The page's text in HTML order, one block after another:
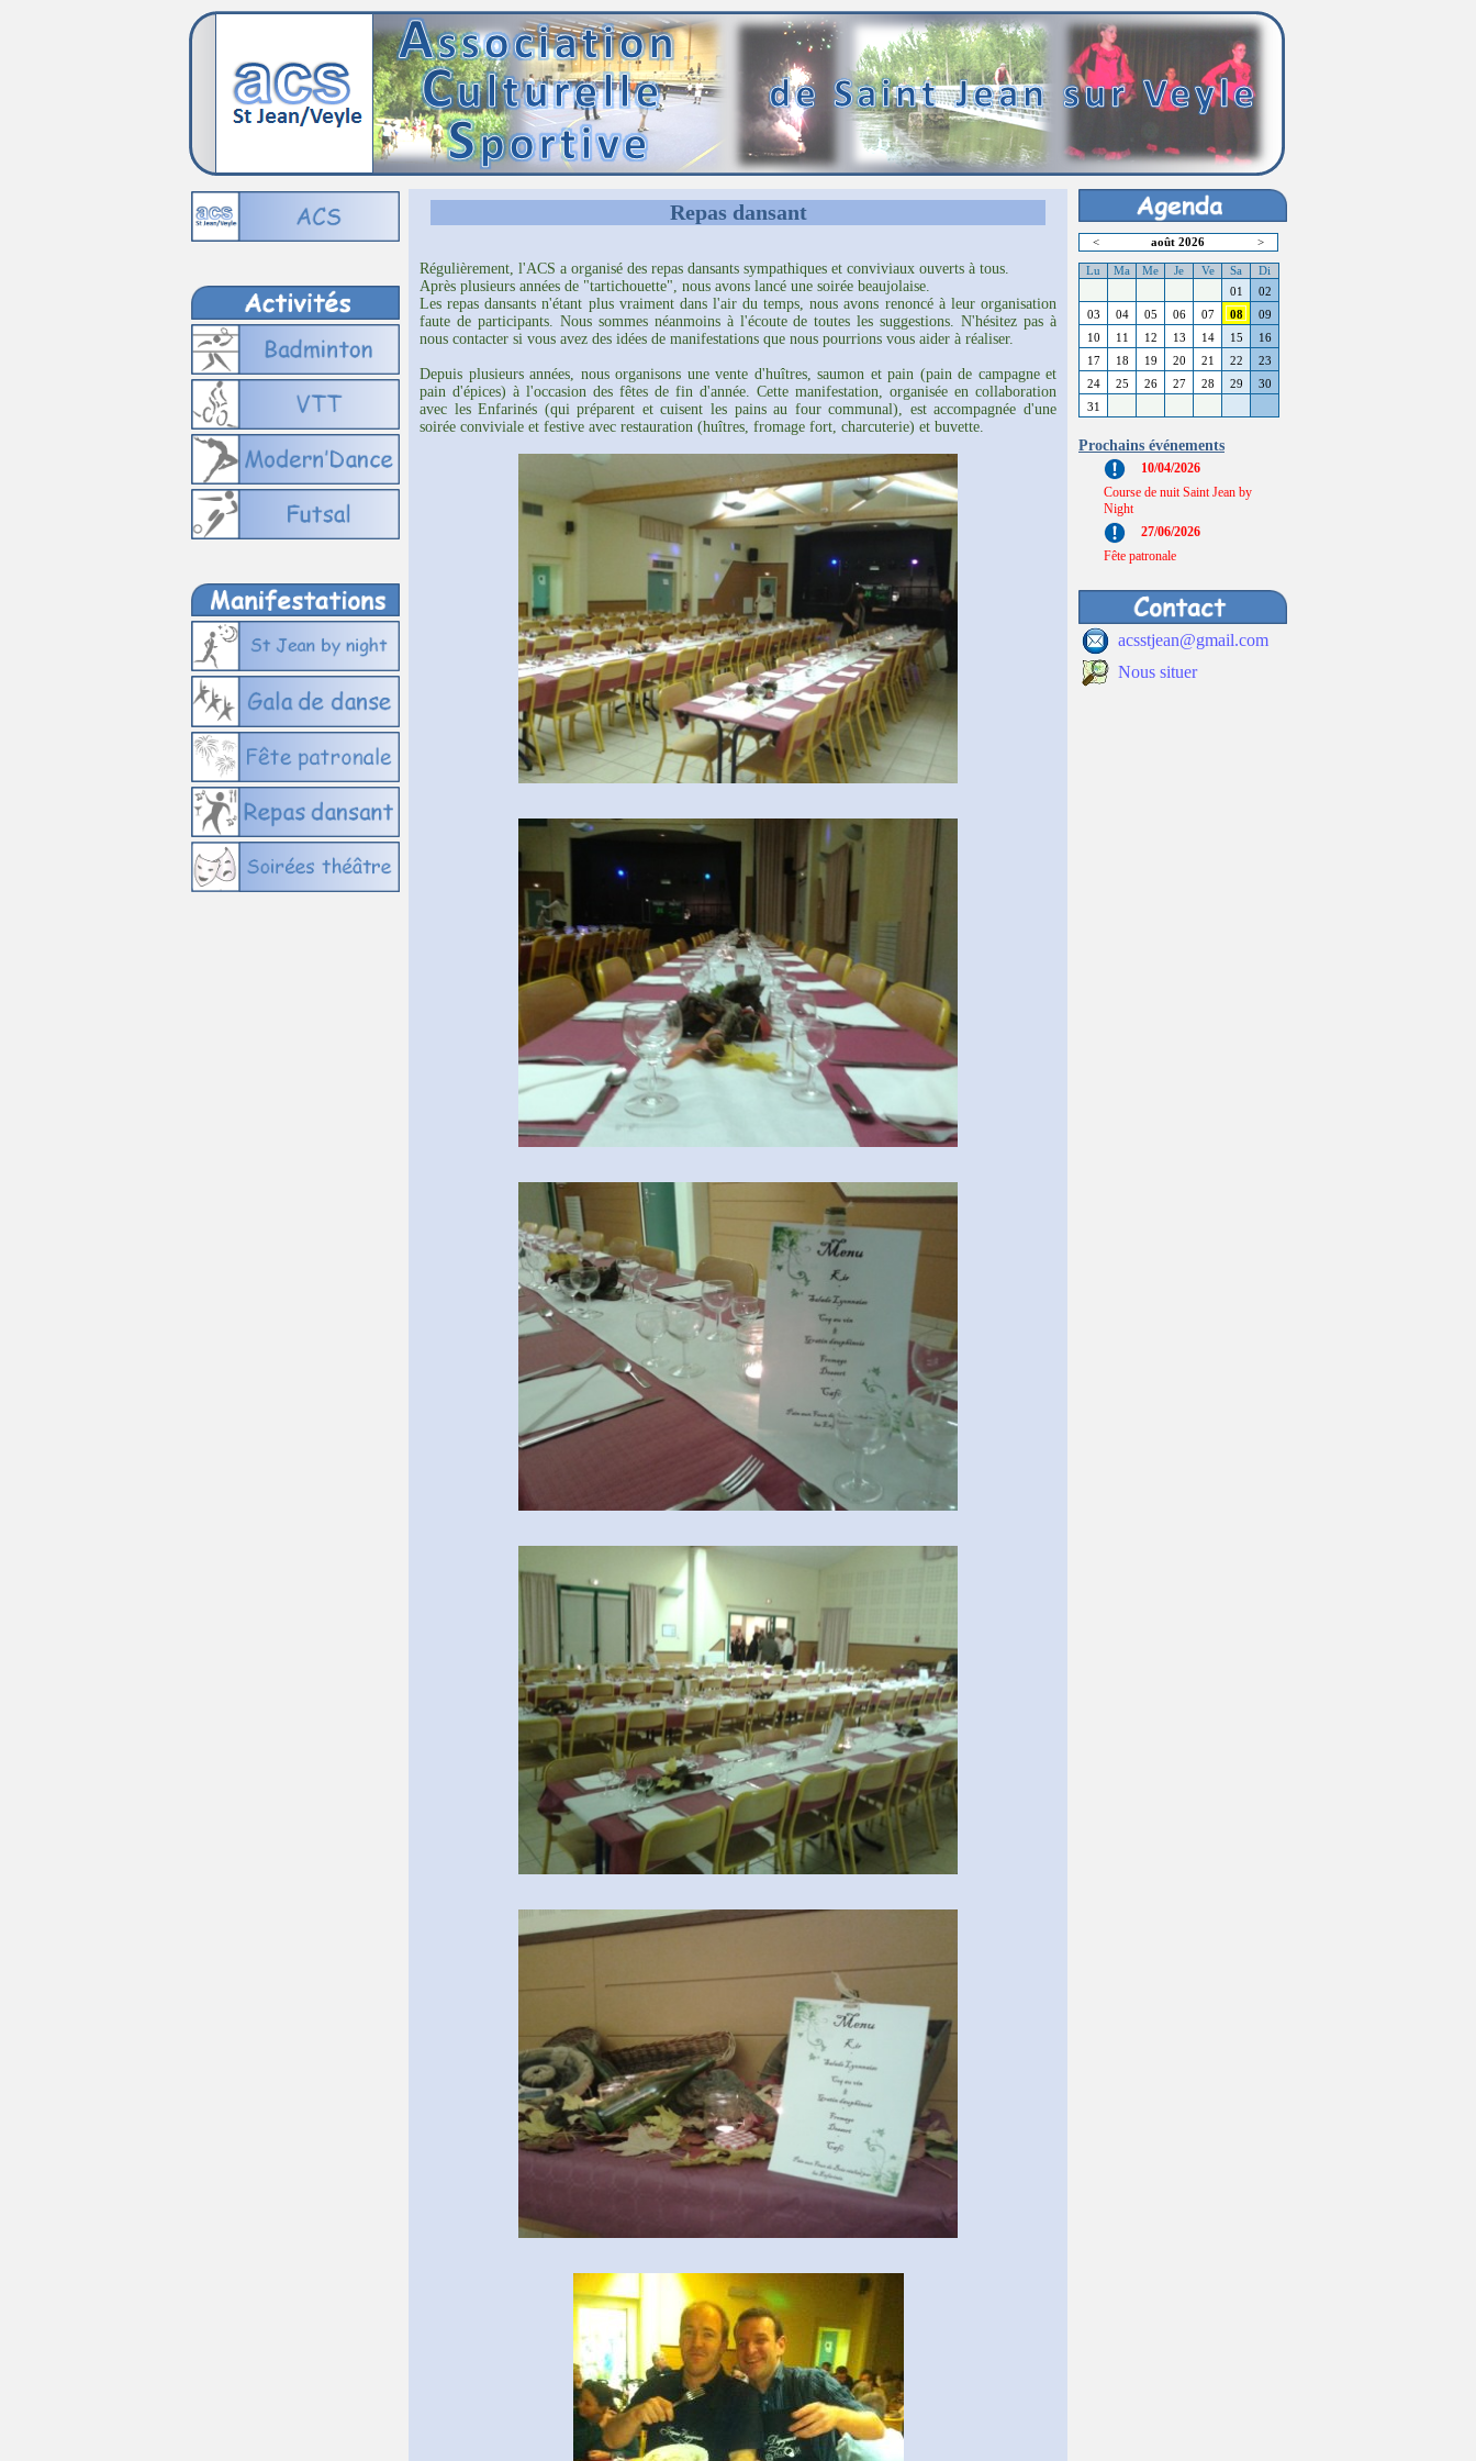
Repas dansant
Régulièrement, l'ACS a organisé des repas dansants sympathiques et conviviaux ouverts à tous.
Après plusieurs années de "tartichouette", nous avons lancé une soirée beaujolaise.
Les repas dansants n'étant plus vraiment dans l'air du temps, nous avons renoncé à leur organisation
faute de participants. Nous sommes néanmoins à l'écoute de toutes les suggestions. N'hésitez pas à
nous contacter si vous avez des idées de manifestations que nous pourrions vous aider à réaliser.
Depuis plusieurs années, nous organisons une vente d'huîtres, saumon et pain (pain de campagne et
pain d'épices) à l'occasion des fêtes de fin d'année. Cette manifestation, organisée en collaboration
avec les Enfarinés (qui préparent et cuisent les pains au four communal), est accompagnée d'une
soirée conviviale et festive avec restauration (huîtres, fromage fort, charcuterie) et buvette.
< août 2026 >
Lu Ma Me Je Ve Sa
Di
01
02
03
04 05 06 07 08
09
10
11 12 13 14 15
16
17
18 19 20 21 22
23
24
25 26 27 28 29
30
31
Prochains événements
10/04/2026
Course de nuit Saint Jean by
Night
27/06/2026
Fête patronale
acsstjean@gmail.com
Nous situer